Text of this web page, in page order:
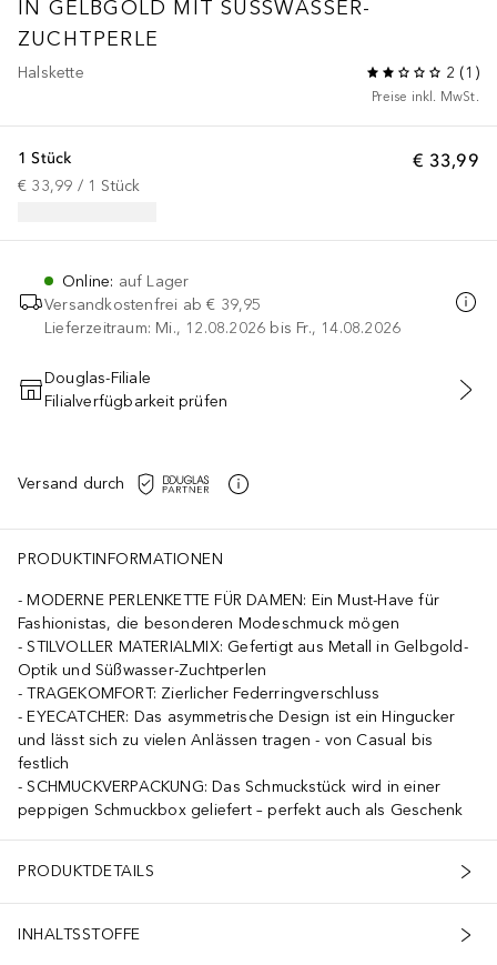
IN GELBGOLD MIT SÜSSWASSER-Z
UCHTPERLE
Halskette 2 (1 )
Preise inkl. MwSt.
€ 33,99
1 Stück
€ 33,99 / 1 Stück
Online: auf Lager
Versandkostenfrei ab € 39,95
Lieferzeitraum: Mi., 12.08.2026 bis Fr., 14.08.2026
IN DEN WARENKORB
Douglas-Filiale
Filialverfügbarkeit prüfen
Versand durch
PRODUKTINFORMATIONEN
MODERNE PERLENKETTE FÜR DAMEN: Ein Must-Have für
Fashionistas, die besonderen Modeschmuck mögen
STILVOLLER MATERIALMIX: Gefertigt aus Metall in Gelbgold-
Optik und Süßwasser-Zuchtperlen
TRAGEKOMFORT: Zierlicher Federringverschluss
EYECATCHER: Das asymmetrische Design ist ein Hingucker
und lässt sich zu vielen Anlässen tragen - von Casual bis
festlich
SCHMUCKVERPACKUNG: Das Schmuckstück wird in einer
peppigen Schmuckbox geliefert – perfekt auch als Geschenk
PRODUKTDETAILS
INHALTSSTOFFE